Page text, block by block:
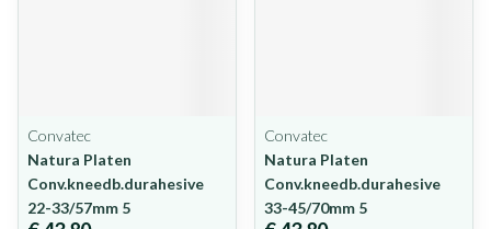
Convatec
Natura Platen
Conv.kneedb.durahesive
22-33/57mm 5
Convatec
Natura Platen
Conv.kneedb.durahesive
33-45/70mm 5